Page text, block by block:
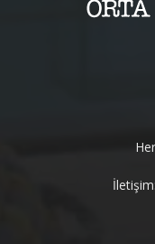
İletişim: